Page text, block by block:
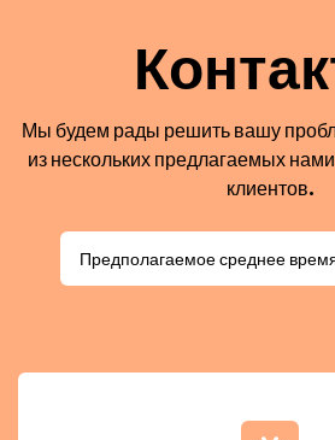
Мы будем рады решить вашу
из нескольких предлагаемых
клиентов.
Предполагаемое среднее